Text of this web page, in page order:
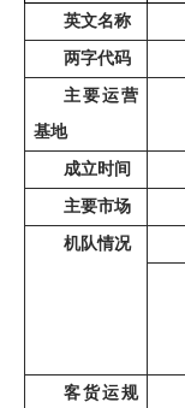
英文名称
两字代码
主要运营
基地
成立时间
主要市场
机队情况
客货运规